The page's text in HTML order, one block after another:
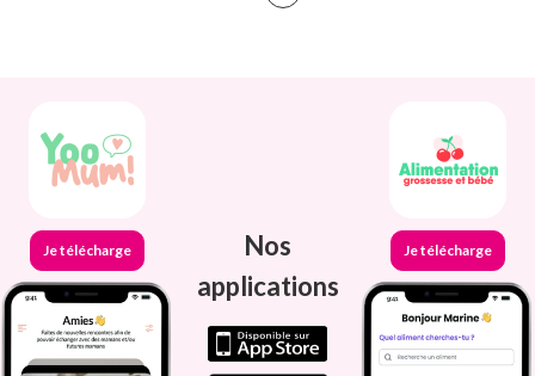
Je télécharge
Nos
applications
Je télécharge